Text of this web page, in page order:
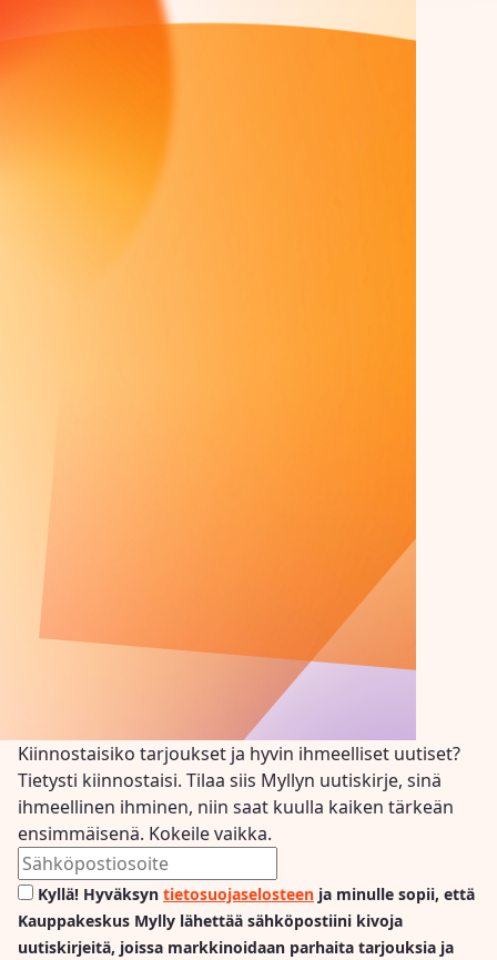
Kiinnostaisiko tarjoukset ja hyvin ihmeelliset uutiset?
Tietysti kiinnostaisi. Tilaa siis Myllyn uutiskirje, sinä
ihmeellinen ihminen, niin saat kuulla kaiken tärkeän
ensimmäisenä. Kokeile vaikka.
Kyllä! Hyväksyn tietosuojaselosteen ja minulle sopii, että
Kauppakeskus Mylly lähettää sähköpostiini kivoja
uutiskirjeitä, joissa markkinoidaan parhaita tarjouksia ja